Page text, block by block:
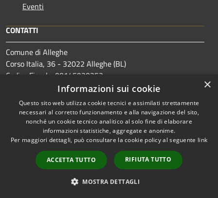
Eventi
CONTATTI
Comune di Alleghe
Corso Italia, 36 - 32022 Alleghe (BL)
Codice Fiscale: 00145920252
Partita IVA: 00145920252
Codice Univoco: UF0PHE
Codice IPA: c_a206
PEC: serv.amm.comune.alleghe.bl@pecveneto.it
Centralino Unico: +39 0437 523300
×
Informazioni sui cookie
Questo sito web utilizza cookie tecnici e assimilati strettamente
necessari al corretto funzionamento e alla navigazione del sito,
nonché un cookie tecnico analitico al solo fine di elaborare
informazioni statistiche, aggregate e anonime.
Per maggiori dettagli, può consultare la cookie policy al seguente link
ACCETTA TUTTO RIFIUTA TUTTO
MOSTRA DETTAGLI